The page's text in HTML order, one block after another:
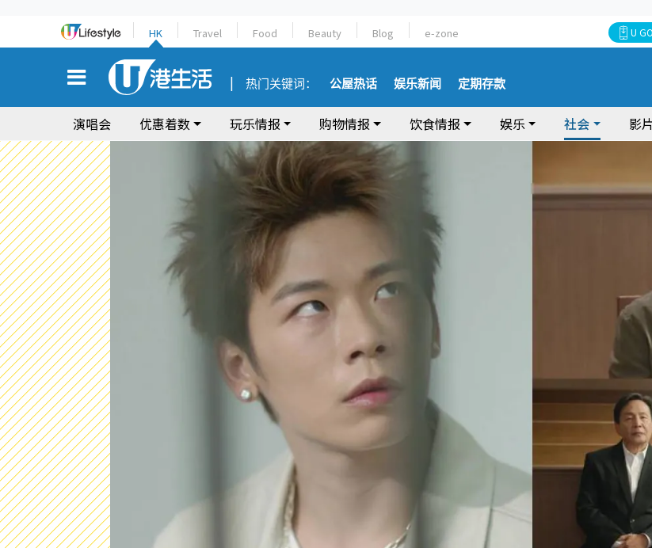
HK Travel Food Beauty Blog e-zone U
热门关键词： 公屋热话 娱乐新闻 定期存款
演唱会 优惠着数 玩乐情报 购物情报 饮食情报 娱乐 社会 影